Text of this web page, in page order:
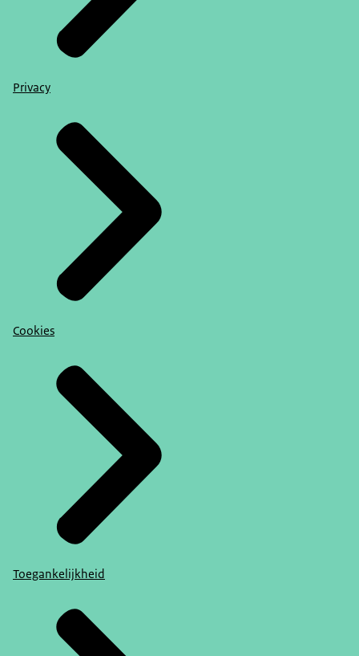
Privacy
Cookies
Toegankelijkheid